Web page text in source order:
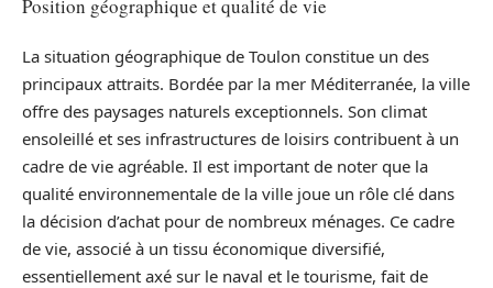
Position géographique et qualité de vie
La situation géographique de Toulon constitue un des
principaux attraits. Bordée par la mer Méditerranée, la ville
offre des paysages naturels exceptionnels. Son climat
ensoleillé et ses infrastructures de loisirs contribuent à un
cadre de vie agréable. Il est important de noter que la
qualité environnementale de la ville joue un rôle clé dans
la décision d’achat pour de nombreux ménages. Ce cadre
de vie, associé à un tissu économique diversifié,
essentiellement axé sur le naval et le tourisme, fait de